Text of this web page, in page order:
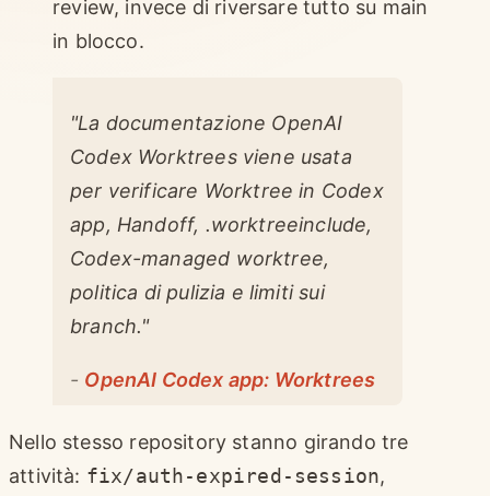
review, invece di riversare tutto su main
in blocco.
"La documentazione OpenAI
Codex Worktrees viene usata
per verificare Worktree in Codex
app, Handoff, .worktreeinclude,
Codex-managed worktree,
politica di pulizia e limiti sui
branch."
- OpenAI Codex app: Worktrees
Nello stesso repository stanno girando tre
attività: fix/auth-expired-session,